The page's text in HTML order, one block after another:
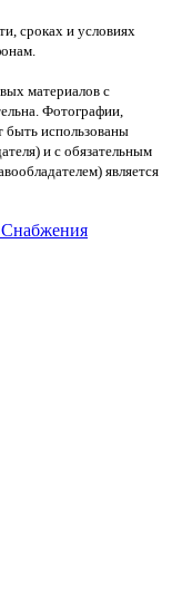
сроках и условиях
материалов с
Фотографии,
быть использованы
и с обязательным
является